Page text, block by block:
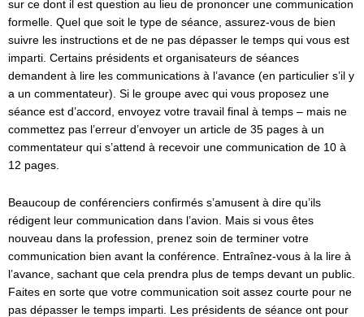
sur ce dont il est question au lieu de prononcer une communication
formelle. Quel que soit le type de séance, assurez-vous de bien
suivre les instructions et de ne pas dépasser le temps qui vous est
imparti. Certains présidents et organisateurs de séances
demandent à lire les communications à l’avance (en particulier s’il y
a un commentateur). Si le groupe avec qui vous proposez une
séance est d’accord, envoyez votre travail final à temps – mais ne
commettez pas l’erreur d’envoyer un article de 35 pages à un
commentateur qui s’attend à recevoir une communication de 10 à
12 pages.
Beaucoup de conférenciers confirmés s’amusent à dire qu’ils
rédigent leur communication dans l’avion. Mais si vous êtes
nouveau dans la profession, prenez soin de terminer votre
communication bien avant la conférence. Entraînez-vous à la lire à
l’avance, sachant que cela prendra plus de temps devant un public.
Faites en sorte que votre communication soit assez courte pour ne
pas dépasser le temps imparti. Les présidents de séance ont pour